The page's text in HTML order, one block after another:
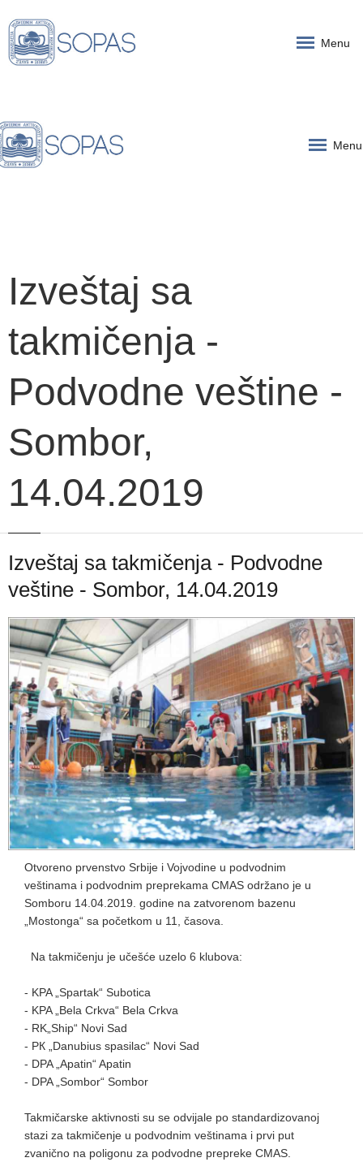
Menu
Menu
Izveštaj sa
takmičenja -
Podvodne veštine -
Sombor,
14.04.2019
Izveštaj sa takmičenja - Podvodne
veštine - Sombor, 14.04.2019
Otvoreno prvenstvo Srbije i Vojvodine u podvodnim
veštinama i podvodnim preprekama CMAS održano je u
Somboru 14.04.2019. godine na zatvorenom bazenu
„Mostonga“ sa početkom u 11, časova.
Na takmičenju je učešće uzelo 6 klubova:
- KPA „Spartak“ Subotica
- KPA „Bela Crkva“ Bela Crkva
- RK„Ship“ Novi Sad
- РК „Danubius spasilac“ Novi Sad
- DPA „Apatin“ Apatin
- DPA „Sombor“ Sombor
Takmičarske aktivnosti su se odvijale po standardizovanoj
stazi za takmičenje u podvodnim veštinama i prvi put
zvanično na poligonu za podvodne prepreke CMAS.